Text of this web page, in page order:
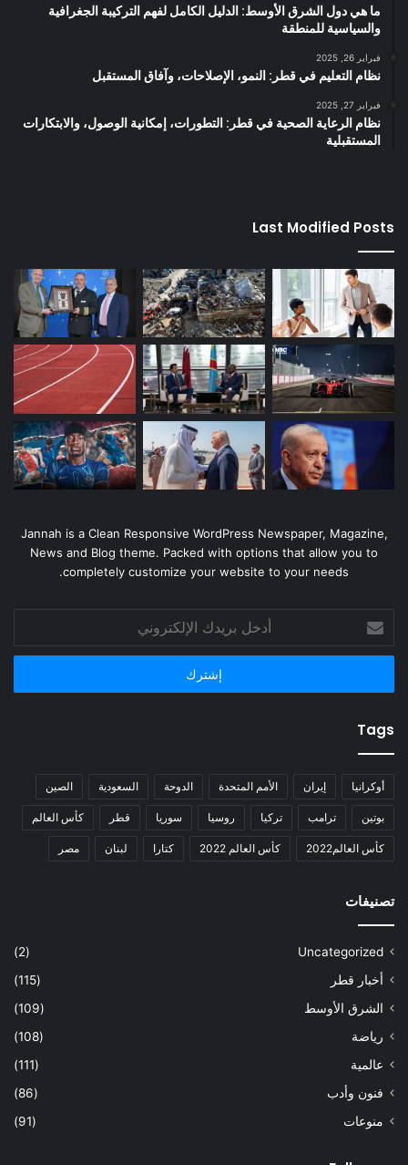
ما هي دول الشرق الأوسط: الدليل الكامل لفهم التركيبة الجغرافية
والسياسية للمنطقة
فبراير 26, 2025
نظام التعليم في قطر: النمو، الإصلاحات، وآفاق المستقبل
فبراير 27, 2025
نظام الرعاية الصحية في قطر: التطورات، إمكانية الوصول، والابتكارات
المستقبلية
Last Modified Posts
Jannah is a Clean Responsive WordPress Newspaper, Magazine,
News and Blog theme. Packed with options that allow you to
completely customize your website to your needs.
أدخل
بريدك
الإلكتروني
Tags
أوكرانيا إيران الأمم المتحدة الدوحة السعودية الصين
بوتين ترامب تركيا روسيا سوريا قطر كأس العالم
كأس العالم2022 كأس العالم 2022 كتارا لبنان مصر
تصنيفات
Uncategorized
(2)
أخبار قطر
(115)
الشرق الأوسط
(109)
رياضة
(108)
عالمية
(111)
فنون وأدب
(86)
منوعات
(91)